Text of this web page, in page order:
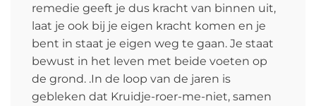
remedie geeft je dus kracht van binnen uit,
laat je ook bij je eigen kracht komen en je
bent in staat je eigen weg te gaan. Je staat
bewust in het leven met beide voeten op
de grond. .In de loop van de jaren is
gebleken dat Kruidje-roer-me-niet, samen